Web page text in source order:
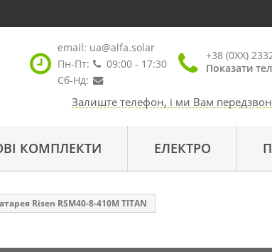
email: ua@alfa.solar
Пн-Пт:
09:00 - 17:30
Сб-Нд:
+38 (0XX)
Показати
Залиште телефон, і ми Вам
КОМПЛЕКТИ ЕЛЕКТРО
Risen RSM40-8-410M TITAN